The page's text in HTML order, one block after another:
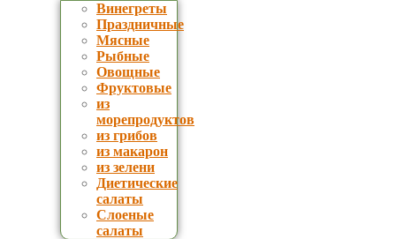
Винегреты
Праздничные
Мясные
Рыбные
Овощные
Фруктовые
из
морепродуктов
из грибов
из макарон
из зелени
Диетические
салаты
Слоеные
салаты